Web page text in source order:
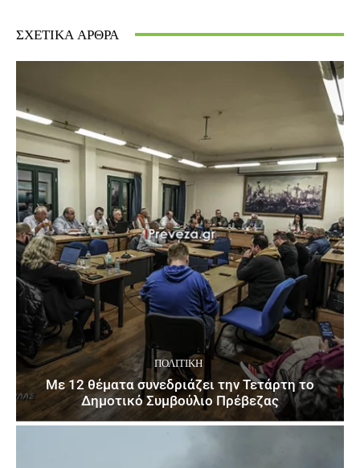
ΣΧΕΤΙΚΆ ΆΡΘΡΑ
ΠΟΛΙΤΙΚΉ
Με 12 θέματα συνεδριάζει την Τετάρτη το
Δημοτικό Συμβούλιο Πρέβεζας